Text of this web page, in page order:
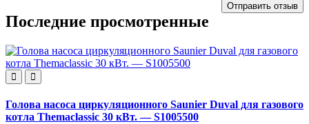
Отправить отзыв
Последние просмотренные
Голова насоса циркуляционного Saunier Duval для газового
котла Themaclassic 30 кВт. ― S1005500